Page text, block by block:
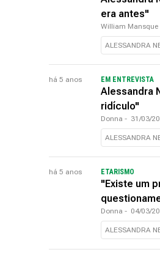
era antes"
William Mansque
ALESSANDRA
há 5 anos EM ENTREVISTA
Alessandra
ridículo"
Donna - 31/03/
ALESSANDRA
há 5 anos ETARISMO
"Existe um
Donna - 04/03/
ALESSANDRA